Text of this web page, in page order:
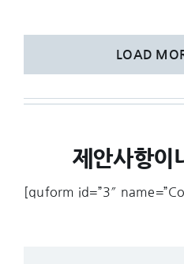
LOAD
제안사항이
[quform id=”3″